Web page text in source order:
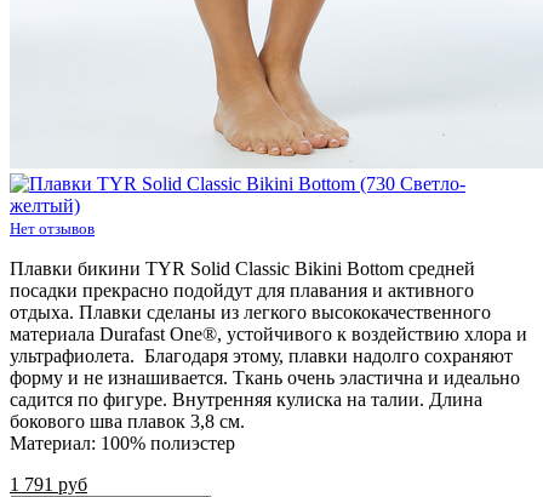
Нет отзывов
Плавки бикини TYR Solid Classic Bikini Bottom средней
посадки прекрасно подойдут для плавания и активного
отдыха. Плавки сделаны из легкого высококачественного
материала Durafast One®, устойчивого к воздействию хлора и
ультрафиолета. Благодаря этому, плавки надолго сохраняют
форму и не изнашивается. Ткань очень эластична и идеально
садится по фигуре. Внутренняя кулиска на талии. Длина
бокового шва плавок 3,8 см.
Материал: 100% полиэстер
1 791 руб